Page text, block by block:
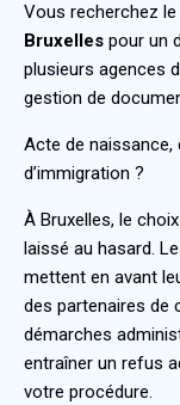
Vous recherchez le
Bruxelles pour un
plusieurs agences
gestion de
Acte de
d’immigration ?
À Bruxelles, le
laissé au hasard.
mettent en avant
des partenaires de
démarches
entraîner un refus
votre procédure.